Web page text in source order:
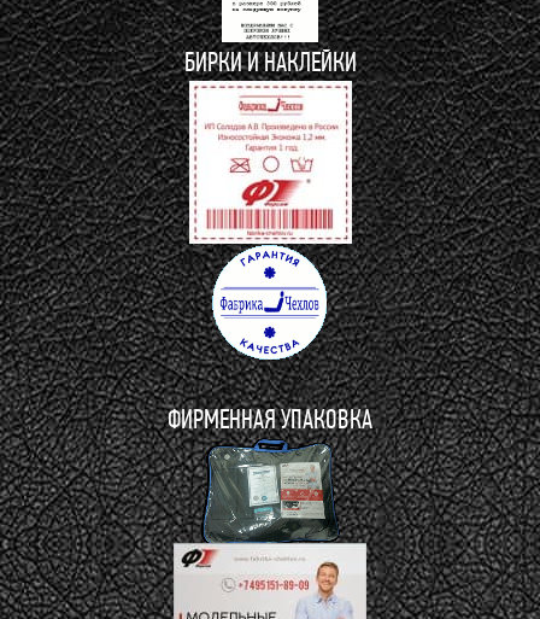
БИРКИ И НАКЛЕЙКИ
ФИРМЕННАЯ УПАКОВКА